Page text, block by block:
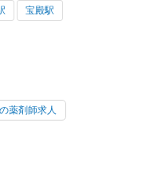
宝殿駅
薬剤師求人